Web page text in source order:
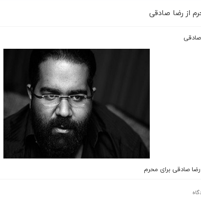
از رضا صادقی
صادقی
رضا صادقی برای محرم